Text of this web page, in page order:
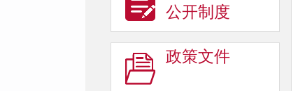
公开制度
政策文件